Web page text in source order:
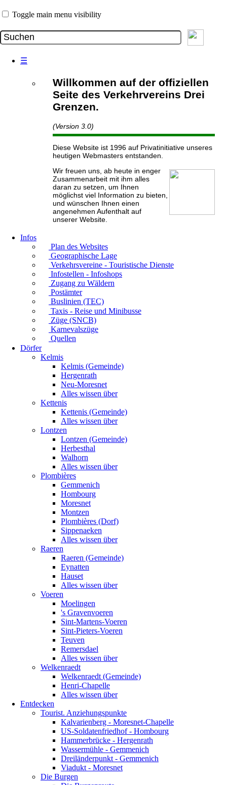
Toggle main menu visibility
☰
Willkommen auf der offiziellen
Seite des Verkehrvereins Drei
Grenzen.
(Version 3.0)
Diese Website ist 1996 auf Privatinitiative unseres
heutigen Webmasters entstanden.
Wir freuen uns, ab heute in enger
Zusammenarbeit mit ihm alles
daran zu setzen, um Ihnen
möglichst viel Information zu bieten,
und wünschen Ihnen einen
angenehmen Aufenthalt auf
unserer Website.
Infos
Plan des Websites
Geographische Lage
Verkehrsvereine - Touristische Dienste
Infostellen - Infoshops
Zugang zu Wäldern
Postämter
Buslinien (TEC)
Taxis - Reise und Minibusse
Züge (SNCB)
Karnevalszüge
Quellen
Dörfer
Kelmis
Kelmis (Gemeinde)
Hergenrath
Neu-Moresnet
Alles wissen über
Kettenis
Kettenis (Gemeinde)
Alles wissen über
Lontzen
Lontzen (Gemeinde)
Herbesthal
Walhorn
Alles wissen über
Plombières
Gemmenich
Hombourg
Moresnet
Montzen
Plombières (Dorf)
Sippenaeken
Alles wissen über
Raeren
Raeren (Gemeinde)
Eynatten
Hauset
Alles wissen über
Voeren
Moelingen
's Gravenvoeren
Sint-Martens-Voeren
Sint-Pieters-Voeren
Teuven
Remersdael
Alles wissen über
Welkenraedt
Welkenraedt (Gemeinde)
Henri-Chapelle
Alles wissen über
Entdecken
Tourist. Anziehungspunkte
Kalvarienberg - Moresnet-Chapelle
US-Soldatenfriedhof - Hombourg
Hammerbrücke - Hergenrath
Wassermühle - Gemmenich
Dreiländerpunkt - Gemmenich
Viadukt - Moresnet
Die Burgen